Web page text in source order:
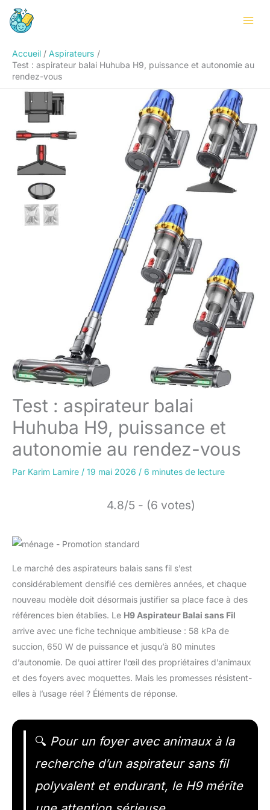
Aller
Accueil
Aspirateurs
Test : aspirateur balai Huhuba H9, puissance et autonomie au
rendez-vous
Test : aspirateur balai
Huhuba H9, puissance et
autonomie au rendez-vous
Par Karim Lamire / 19 mai 2026 / 6 minutes de lecture
4.8/5 - (6 votes)
Le marché des aspirateurs balais sans fil s’est
considérablement densifié ces dernières années, et chaque
nouveau modèle doit désormais justifier sa place face à des
références bien établies. Le H9 Aspirateur Balai sans Fil
arrive avec une fiche technique ambitieuse : 58 kPa de
succion, 650 W de puissance et jusqu’à 80 minutes
d’autonomie. De quoi attirer l’œil des propriétaires d’animaux
et des foyers avec moquettes. Mais les promesses résistent-
elles à l’usage réel ? Éléments de réponse.
🔍 Pour un foyer avec animaux à la
recherche d’un aspirateur sans fil
polyvalent et endurant, le H9 mérite
Rechercher